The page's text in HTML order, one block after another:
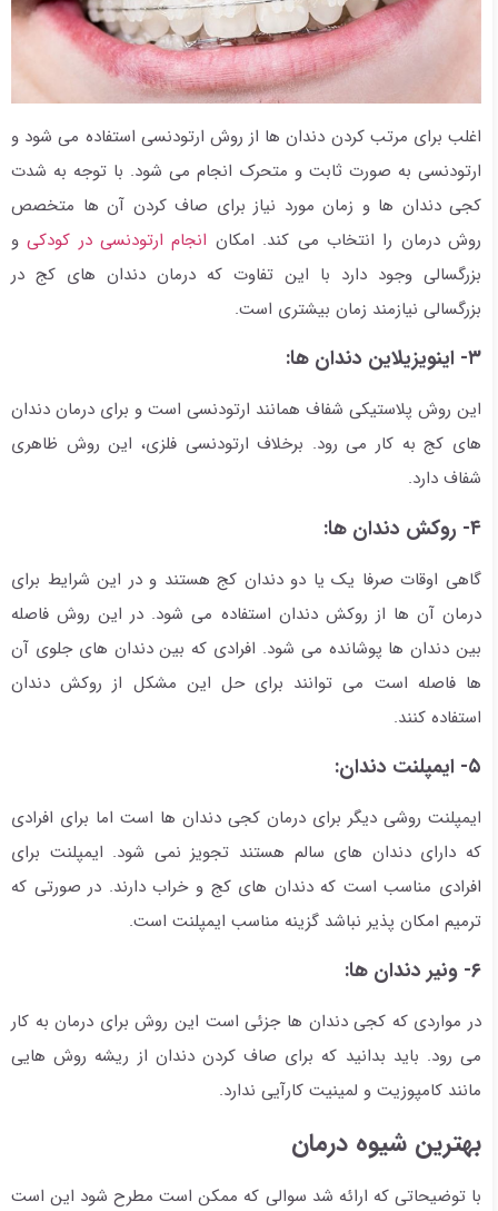
اغلب برای مرتب کردن دندان ها از روش ارتودنسی استفاده می شود و
ارتودنسی به صورت ثابت و متحرک انجام می شود. با توجه به شدت
کجی دندان ها و زمان مورد نیاز برای صاف کردن آن ها متخصص
روش درمان را انتخاب می کند. امکان انجام ارتودنسی در کودکیو
بزرگسالی وجود دارد با این تفاوت که درمان دندان های کج در
بزرگسالی نیازمند زمان بیشتری است.
۳- اینویزیلاین دندان ها:
این روش پلاستیکی شفاف همانند ارتودنسی است و برای درمان دندان
های کج به کار می رود. برخلاف ارتودنسی فلزی، این روش ظاهری
شفاف دارد.
۴- روکش دندان ها:
گاهی اوقات صرفا یک یا دو دندان کج هستند و در این شرایط برای
درمان آن ها از روکش دندان استفاده می شود. در این روش فاصله
بین دندان ها پوشانده می شود. افرادی که بین دندان های جلوی آن
ها فاصله است می توانند برای حل این مشکل از روکش دندان
استفاده کنند.
۵- ایمپلنت دندان:
ایمپلنت روشی دیگر برای درمان کجی دندان ها است اما برای افرادی
که دارای دندان های سالم هستند تجویز نمی شود. ایمپلنت برای
افرادی مناسب است که دندان های کج و خراب دارند. در صورتی که
ترمیم امکان پذیر نباشد گزینه مناسب ایمپلنت است.
۶- ونیر دندان ها:
در مواردی که کجی دندان ها جزئی است این روش برای درمان به کار
می رود. باید بدانید که برای صاف کردن دندان از ریشه روش هایی
مانند کامپوزیت و لمینیت کارآیی ندارد.
بهترین شیوه درمان
با توضیحاتی که ارائه شد سوالی که ممکن است مطرح شود این است